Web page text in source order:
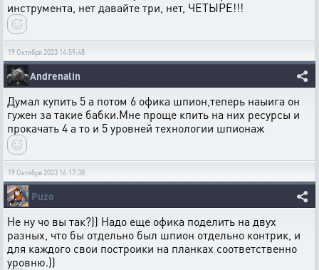
инструмента, нет давайте три, нет, ЧЕТЫРЕ!!!
19 Октября 2023 14:59:48
Andrenalin
Думал купить 5 а потом 6 офика шпион,теперь наыига он
гужен за такие бабки.Мне проще кпить на них ресурсы и
прокачать 4 а то и 5 уровней технологии шпионаж
19 Октября 2023 16:17:38
Puzo
Не ну чо вы так?)) Надо еще офика поделить на двух
разных, что бы отдельно был шпион отдельно контрик, и
для каждого свои построики на планках соответственно
уровню.))